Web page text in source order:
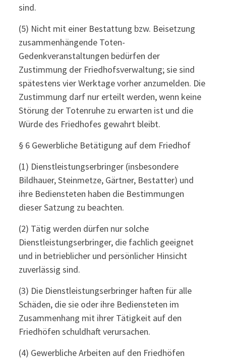
sind.
(5) Nicht mit einer Bestattung bzw. Beisetzung
zusammenhängende Toten-
Gedenkveranstaltungen bedürfen der
Zustimmung der Friedhofsverwaltung; sie sind
spätestens vier Werktage vorher anzumelden. Die
Zustimmung darf nur erteilt werden, wenn keine
Störung der Totenruhe zu erwarten ist und die
Würde des Friedhofes gewahrt bleibt.
§ 6 Gewerbliche Betätigung auf dem Friedhof
(1) Dienstleistungserbringer (insbesondere
Bildhauer, Steinmetze, Gärtner, Bestatter) und
ihre Bediensteten haben die Bestimmungen
dieser Satzung zu beachten.
(2) Tätig werden dürfen nur solche
Dienstleistungserbringer, die fachlich geeignet
und in betrieblicher und persönlicher Hinsicht
zuverlässig sind.
(3) Die Dienstleistungserbringer haften für alle
Schäden, die sie oder ihre Bediensteten im
Zusammenhang mit ihrer Tätigkeit auf den
Friedhöfen schuldhaft verursachen.
(4) Gewerbliche Arbeiten auf den Friedhöfen